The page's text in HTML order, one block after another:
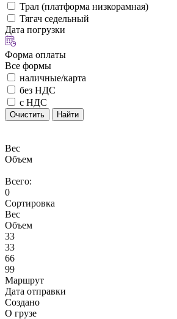
Трал (платформа низкорамная)
Тягач седельный
Дата погрузки
Форма оплаты
Все формы
наличные/карта
без НДС
с НДС
Очистить Найти
Вес
Объем
Всего:
0
Сортировка
Вес
Объем
33
33
66
99
Маршрут
Дата отправки
Создано
О грузе